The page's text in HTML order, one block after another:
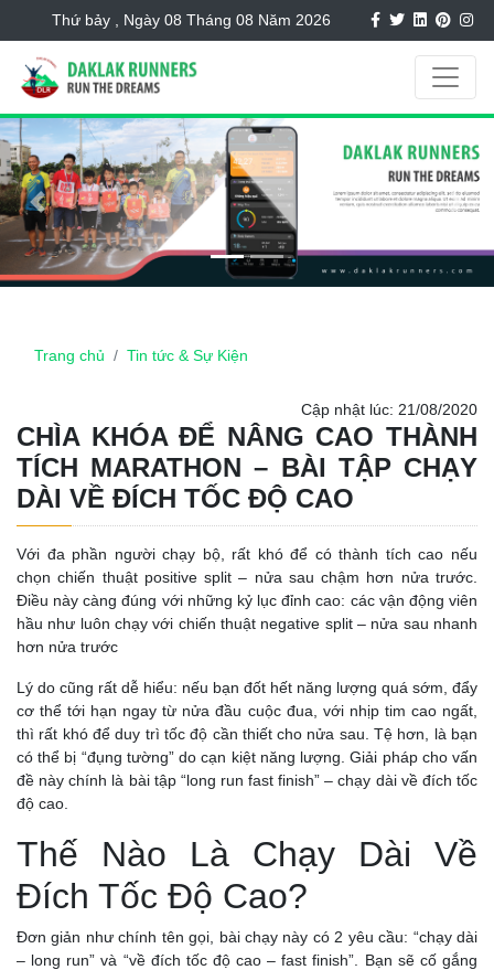
Thứ bảy , Ngày 08 Tháng 08 Năm 2026
Previous Next
Trang chủ Tin tức & Sự Kiện
Cập nhật lúc: 21/08/2020
CHÌA KHÓA ĐỂ NÂNG CAO THÀNH
TÍCH MARATHON – BÀI TẬP CHẠY
DÀI VỀ ĐÍCH TỐC ĐỘ CAO
Với đa phần người chạy bộ, rất khó để có thành tích cao nếu
chọn chiến thuật positive split – nửa sau chậm hơn nửa trước.
Điều này càng đúng với những kỷ lục đỉnh cao: các vận động viên
hầu như luôn chạy với chiến thuật negative split – nửa sau nhanh
hơn nửa trước
Lý do cũng rất dễ hiểu: nếu bạn đốt hết năng lượng quá sớm, đẩy
cơ thể tới hạn ngay từ nửa đầu cuộc đua, với nhịp tim cao ngất,
thì rất khó để duy trì tốc độ cần thiết cho nửa sau. Tệ hơn, là bạn
có thể bị “đụng tường” do cạn kiệt năng lượng. Giải pháp cho vấn
đề này chính là bài tập “long run fast finish” – chạy dài về đích tốc
độ cao.
Thế Nào Là Chạy Dài Về
Đích Tốc Độ Cao?
Đơn giản như chính tên gọi, bài chạy này có 2 yêu cầu: “chạy dài
– long run” và “về đích tốc độ cao – fast finish”. Bạn sẽ cố gắng